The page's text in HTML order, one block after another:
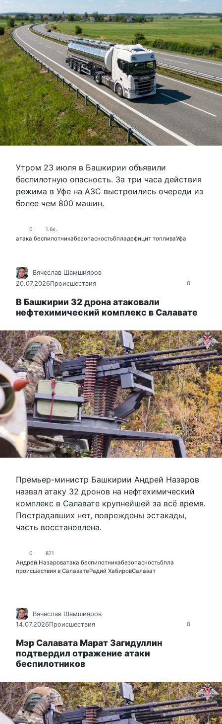
Утром 23 июля в Башкирии объявили
беспилотную опасность. За три часа действия
режима в Уфе на АЗС выстроились очереди из
более чем 800 машин.
0 1.6к.
атака беспилотникабезопасностьбпладефицит топливаУфа
0
Вячеслав Шамшияров
20.07.2026Происшествия
В Башкирии 32 дрона атаковали
нефтехимический комплекс в Салавате
Премьер-министр Башкирии Андрей Назаров
назвал атаку 32 дронов на нефтехимический
комплекс в Салавате крупнейшей за всё время.
Пострадавших нет, повреждены эстакады,
часть восстановлена.
0 871
Андрей Назароватака беспилотникабезопасностьбпла
происшествия в СалаватеРадий ХабировСалават
0
Вячеслав Шамшияров
14.07.2026Происшествия
Мэр Салавата Марат Загидуллин
подтвердил отражение атаки
беспилотников